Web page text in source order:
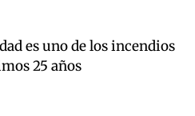
es uno de los incendios
25 años